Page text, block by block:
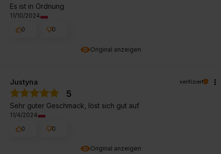
Original anzeigen
Es ist in Ordnung
11/10/2024
0
0
Original anzeigen
Justyna verifiziert
5
Sehr guter Geschmack, löst sich gut auf
11/4/2024
0
0